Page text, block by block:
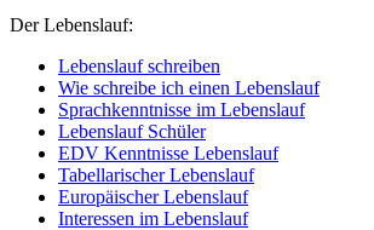
Der Lebenslauf:
Lebenslauf schreiben
Wie schreibe ich einen Lebenslauf
Sprachkenntnisse im Lebenslauf
Lebenslauf Schüler
EDV Kenntnisse Lebenslauf
Tabellarischer Lebenslauf
Europäischer Lebenslauf
Interessen im Lebenslauf